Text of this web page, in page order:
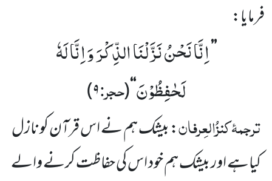
فرمایا:
’’اِنَّا نَحْنُ نَزَّلْنَا الذِّكْرَ وَ اِنَّا لَهٗ
لَحٰفِظُوْنَ‘‘
(حجر:۹)
ترجمۂکنزُالعِرفان:بیشک ہم نے اس قرآن کو نازل
کیاہے اور بیشک ہم خود اس کی حفاظت کرنے والے